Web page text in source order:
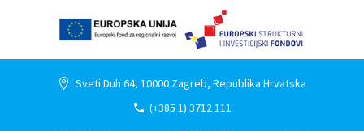
Sveti Duh 64, 10000 Zagreb, Republika Hrvatska
(+385 1) 3712 111